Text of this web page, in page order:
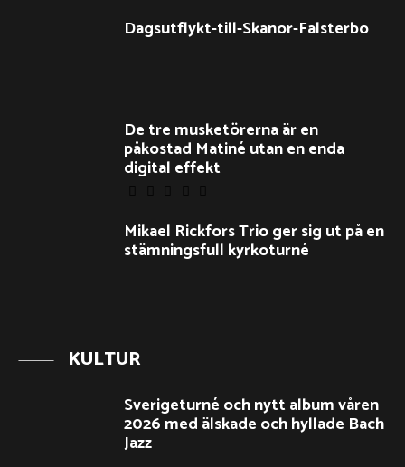
Dagsutflykt-till-Skanor-Falsterbo
De tre musketörerna är en
påkostad Matiné utan en enda
digital effekt
Mikael Rickfors Trio ger sig ut på en
stämningsfull kyrkoturné
KULTUR
Sverigeturné och nytt album våren
2026 med älskade och hyllade Bach
Jazz